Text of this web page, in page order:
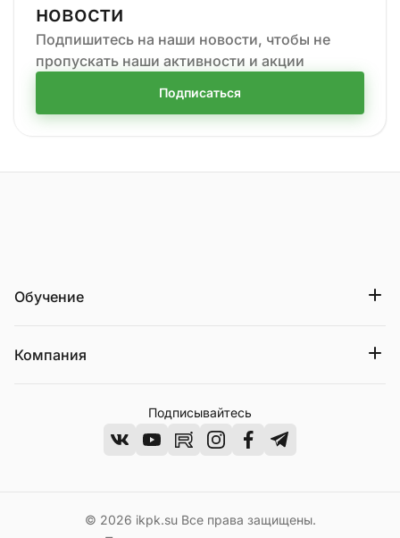
новости
Подпишитесь на наши новости, чтобы не
пропускать наши активности и акции
Подписаться
Обучение
Компания
Подписывайтесь
ВКонтактеYoutubeRutubeInstagramFacebookTelegram
© 2026 ikpk.su Все права защищены.